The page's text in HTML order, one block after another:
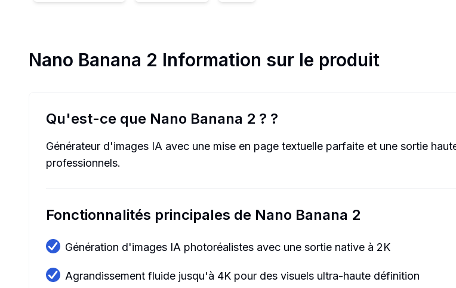
Nano Banana 2 Information sur le produit
Qu'est-ce que Nano Banana 2 ? ?
Générateur d'images IA avec une mise en page textuelle parfaite et une sortie
professionnels.
Fonctionnalités principales de Nano Banana 2
Génération d'images IA photoréalistes avec une sortie native à 2K
Agrandissement fluide jusqu'à 4K pour des visuels ultra-haute définition